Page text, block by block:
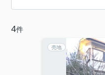
4件
売地